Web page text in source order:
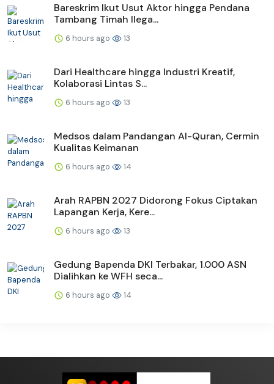
Bareskrim Ikut Usut Aktor hingga Pendana
Tambang Timah Ilega...
6 hours ago 13
Dari Healthcare hingga Industri Kreatif,
Kolaborasi Lintas S...
6 hours ago 13
Medsos dalam Pandangan Al-Quran, Cermin
Kualitas Keimanan
6 hours ago 14
Arah RAPBN 2027 Didorong Fokus Ciptakan
Lapangan Kerja, Kere...
6 hours ago 13
Gedung Bapenda DKI Terbakar, 1.000 ASN
Dialihkan ke WFH seca...
6 hours ago 14